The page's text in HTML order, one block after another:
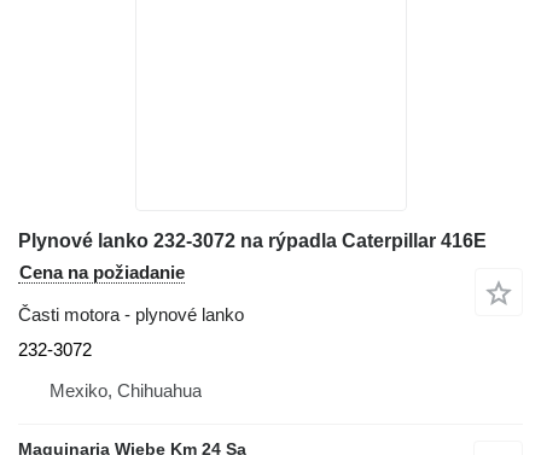
Plynové lanko 232-3072 na rýpadla Caterpillar 416E
Cena na požiadanie
Časti motora - plynové lanko
232-3072
Mexiko, Chihuahua
Maquinaria Wiebe Km 24 Sa